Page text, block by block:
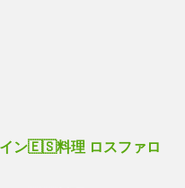
ン🇪🇸料理 ロスファロ